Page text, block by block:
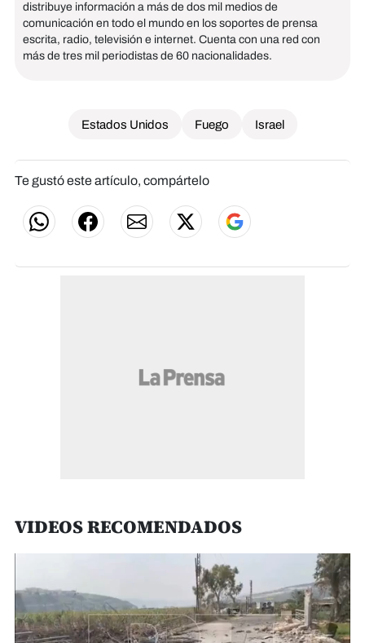
distribuye información a más de dos mil medios de
comunicación en todo el mundo en los soportes de prensa
escrita, radio, televisión e internet. Cuenta con una red con
más de tres mil periodistas de 60 nacionalidades.
Estados Unidos Fuego Israel
Te gustó este artículo, compártelo
VIDEOS RECOMENDADOS